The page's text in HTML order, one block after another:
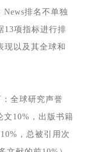
News排名不单独
13项指标进行排
现以及其全球和
全球研究声誉
文10%，出版书籍
，总被引用次